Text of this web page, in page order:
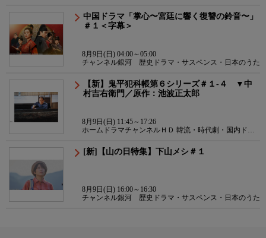
中国ドラマ「掌心〜宮廷に響く復讐の鈴音〜」
＃１＜字幕＞
8月9日(日) 04:00～05:00
チャンネル銀河 歴史ドラマ・サスペンス・日本のうた
【新】鬼平犯科帳第６シリーズ＃１-４ ▼中
村吉右衛門／原作：池波正太郎
8月9日(日) 11:45～17:26
ホームドラマチャンネルＨＤ 韓流・時代劇・国内ドラ
[新]【山の日特集】下山メシ＃１
8月9日(日) 16:00～16:30
チャンネル銀河 歴史ドラマ・サスペンス・日本のうた